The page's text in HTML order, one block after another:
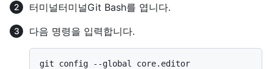
터미널터미널Git Bash를 엽니다.
다음 명령을 입력합니다.
git config --global core.editor